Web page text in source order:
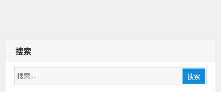
搜索
搜
索：
搜索